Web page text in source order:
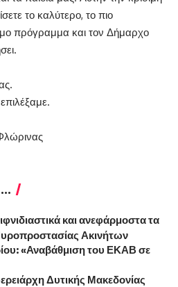
το καλύτερο, το πιο
πρόγραμμα και τον Δήμαρχο
και ανεφάρμοστα τα
Ακινήτων
«Αναβάθμιση του ΕΚΑΒ σε
Δυτικής Μακεδονίας